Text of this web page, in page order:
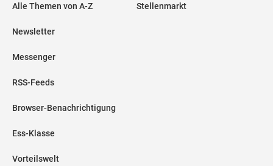
Alle Themen von A-Z
Newsletter
Messenger
RSS-Feeds
Browser-Benachrichtigung
Ess-Klasse
Vorteilswelt
Stellenmarkt